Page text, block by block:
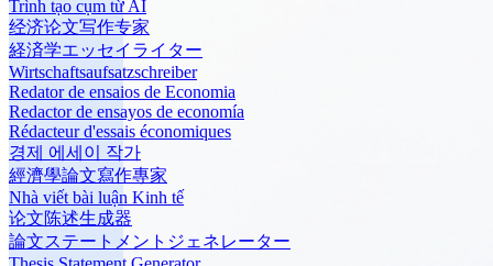
Trình tạo cụm từ AI
经济论文写作专家
経済学エッセイライター
Wirtschaftsaufsatzschreiber
Redator de ensaios de Economia
Redactor de ensayos de economía
Rédacteur d'essais économiques
경제 에세이 작가
經濟學論文寫作專家
Nhà viết bài luận Kinh tế
论文陈述生成器
論文ステートメントジェネレーター